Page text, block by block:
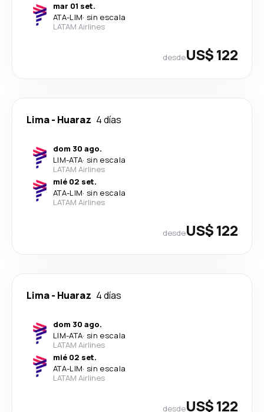
mar 01 set.
ATA-LIM· sin escala
LATAM Airlines
desdeUS$ 122
Lima- Huaraz 4 días
dom 30 ago.
LIM-ATA· sin escala
LATAM Airlines
mié 02 set.
ATA-LIM· sin escala
LATAM Airlines
desdeUS$ 122
Lima- Huaraz 4 días
dom 30 ago.
LIM-ATA· sin escala
LATAM Airlines
mié 02 set.
ATA-LIM· sin escala
LATAM Airlines
desdeUS$ 122